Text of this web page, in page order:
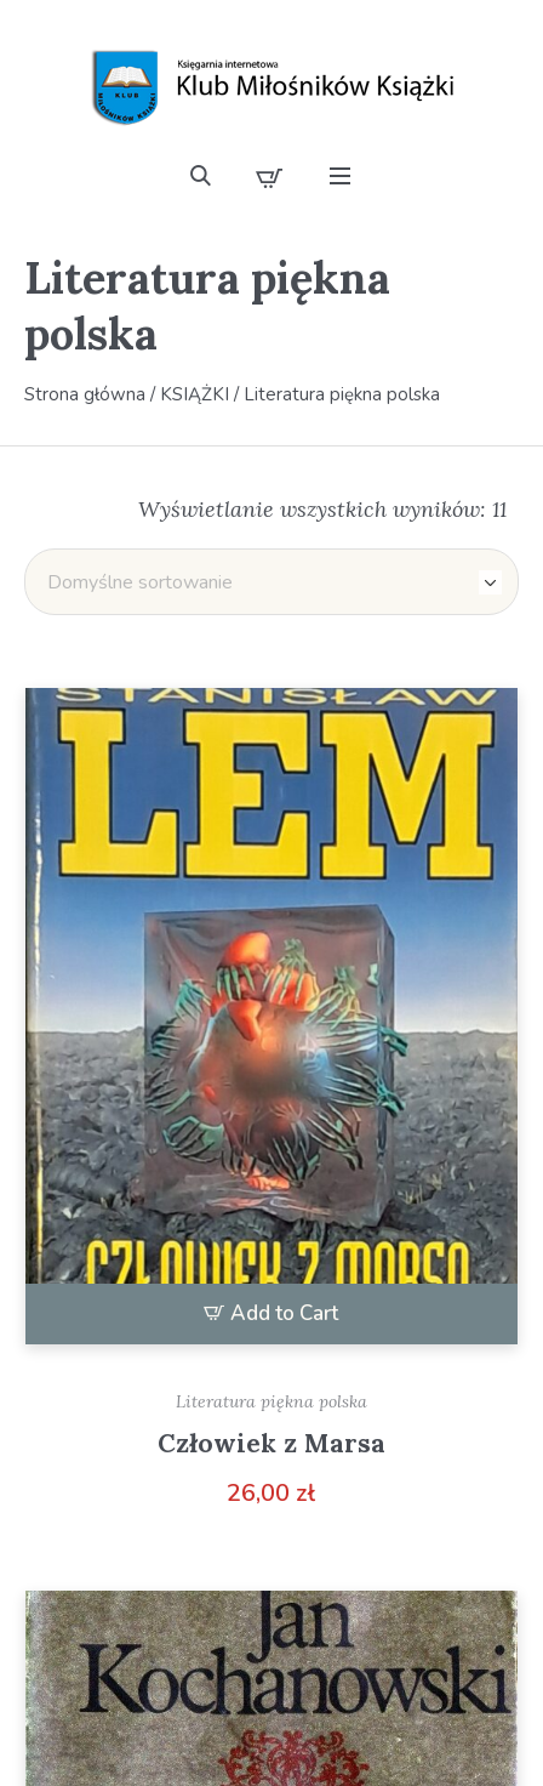
Literatura piękna
polska
Strona główna / KSIĄŻKI / Literatura piękna polska
Wyświetlanie wszystkich wyników: 11
Add to Cart
Literatura piękna polska
Człowiek z Marsa
26,00 zł